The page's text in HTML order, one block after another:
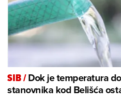
SIB/Dok je temperatura
stanovnika kod Belišća